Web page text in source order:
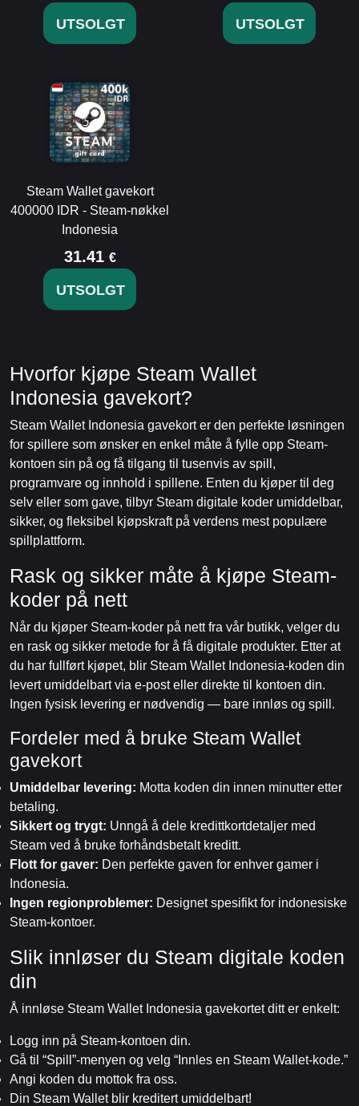
UTSOLGT UTSOLGT
Steam Wallet gavekort
400000 IDR - Steam-nøkkel
Indonesia
31.41 €
UTSOLGT
Hvorfor kjøpe Steam Wallet
Indonesia gavekort?
Steam Wallet Indonesia gavekort er den perfekte løsningen
for spillere som ønsker en enkel måte å fylle opp Steam-
kontoen sin på og få tilgang til tusenvis av spill,
programvare og innhold i spillene. Enten du kjøper til deg
selv eller som gave, tilbyr Steam digitale koder umiddelbar,
sikker, og fleksibel kjøpskraft på verdens mest populære
spillplattform.
Rask og sikker måte å kjøpe Steam-
koder på nett
Når du kjøper Steam-koder på nett fra vår butikk, velger du
en rask og sikker metode for å få digitale produkter. Etter at
du har fullført kjøpet, blir Steam Wallet Indonesia-koden din
levert umiddelbart via e-post eller direkte til kontoen din.
Ingen fysisk levering er nødvendig — bare innløs og spill.
Fordeler med å bruke Steam Wallet
gavekort
Umiddelbar levering: Motta koden din innen minutter etter
betaling.
Sikkert og trygt: Unngå å dele kredittkortdetaljer med
Steam ved å bruke forhåndsbetalt kreditt.
Flott for gaver: Den perfekte gaven for enhver gamer i
Indonesia.
Ingen regionproblemer: Designet spesifikt for indonesiske
Steam-kontoer.
Slik innløser du Steam digitale koden
din
Å innløse Steam Wallet Indonesia gavekortet ditt er enkelt:
Logg inn på Steam-kontoen din.
Gå til “Spill”-menyen og velg “Innles en Steam Wallet-kode.”
Angi koden du mottok fra oss.
Din Steam Wallet blir kreditert umiddelbart!